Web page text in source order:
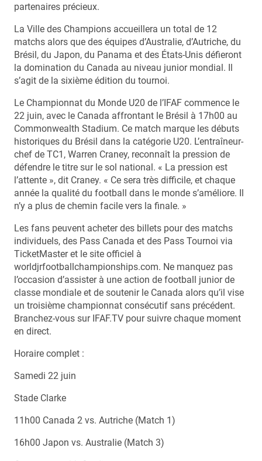
partenaires précieux.
La Ville des Champions accueillera un total de 12
matchs alors que des équipes d’Australie, d’Autriche, du
Brésil, du Japon, du Panama et des États-Unis défieront
la domination du Canada au niveau junior mondial. Il
s’agit de la sixième édition du tournoi.
Le Championnat du Monde U20 de l’IFAF commence le
22 juin, avec le Canada affrontant le Brésil à 17h00 au
Commonwealth Stadium. Ce match marque les débuts
historiques du Brésil dans la catégorie U20. L’entraîneur-
chef de TC1, Warren Craney, reconnaît la pression de
défendre le titre sur le sol national. « La pression est
l’attente », dit Craney. « Ce sera très difficile, et chaque
année la qualité du football dans le monde s’améliore. Il
n’y a plus de chemin facile vers la finale. »
Les fans peuvent acheter des billets pour des matchs
individuels, des Pass Canada et des Pass Tournoi via
TicketMaster et le site officiel à
worldjrfootballchampionships.com. Ne manquez pas
l’occasion d’assister à une action de football junior de
classe mondiale et de soutenir le Canada alors qu’il vise
un troisième championnat consécutif sans précédent.
Branchez-vous sur IFAF.TV pour suivre chaque moment
en direct.
Horaire complet :
Samedi 22 juin
Stade Clarke
11h00 Canada 2 vs. Autriche (Match 1)
16h00 Japon vs. Australie (Match 3)